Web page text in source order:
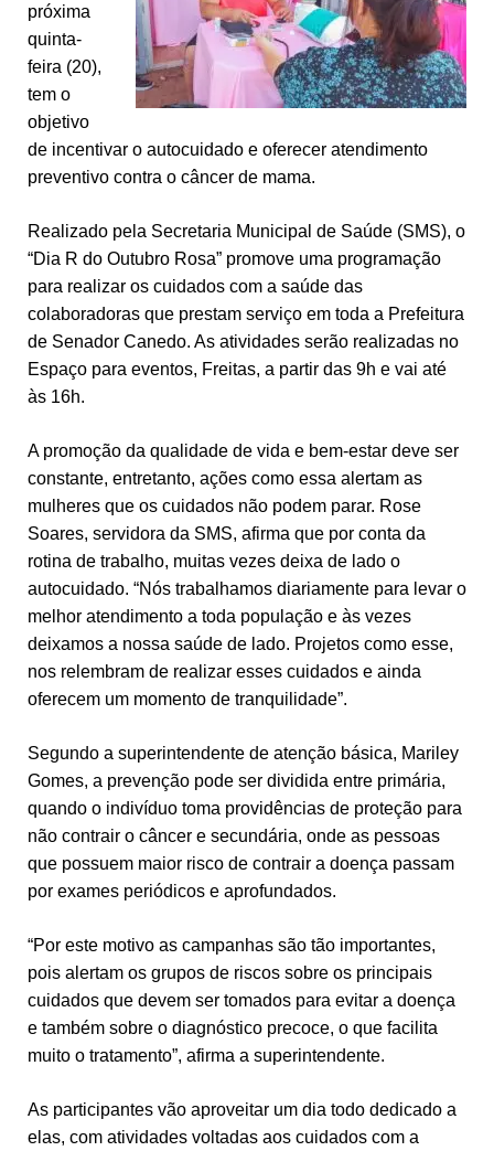
próxima
quinta-
feira (20),
tem o
objetivo
de incentivar o autocuidado e oferecer atendimento
preventivo contra o câncer de mama.
Realizado pela Secretaria Municipal de Saúde (SMS), o
“Dia R do Outubro Rosa” promove uma programação
para realizar os cuidados com a saúde das
colaboradoras que prestam serviço em toda a Prefeitura
de Senador Canedo. As atividades serão realizadas no
Espaço para eventos, Freitas, a partir das 9h e vai até
às 16h.
A promoção da qualidade de vida e bem-estar deve ser
constante, entretanto, ações como essa alertam as
mulheres que os cuidados não podem parar. Rose
Soares, servidora da SMS, afirma que por conta da
rotina de trabalho, muitas vezes deixa de lado o
autocuidado. “Nós trabalhamos diariamente para levar o
melhor atendimento a toda população e às vezes
deixamos a nossa saúde de lado. Projetos como esse,
nos relembram de realizar esses cuidados e ainda
oferecem um momento de tranquilidade”.
Segundo a superintendente de atenção básica, Mariley
Gomes, a prevenção pode ser dividida entre primária,
quando o indivíduo toma providências de proteção para
não contrair o câncer e secundária, onde as pessoas
que possuem maior risco de contrair a doença passam
por exames periódicos e aprofundados.
“Por este motivo as campanhas são tão importantes,
pois alertam os grupos de riscos sobre os principais
cuidados que devem ser tomados para evitar a doença
e também sobre o diagnóstico precoce, o que facilita
muito o tratamento”, afirma a superintendente.
As participantes vão aproveitar um dia todo dedicado a
elas, com atividades voltadas aos cuidados com a